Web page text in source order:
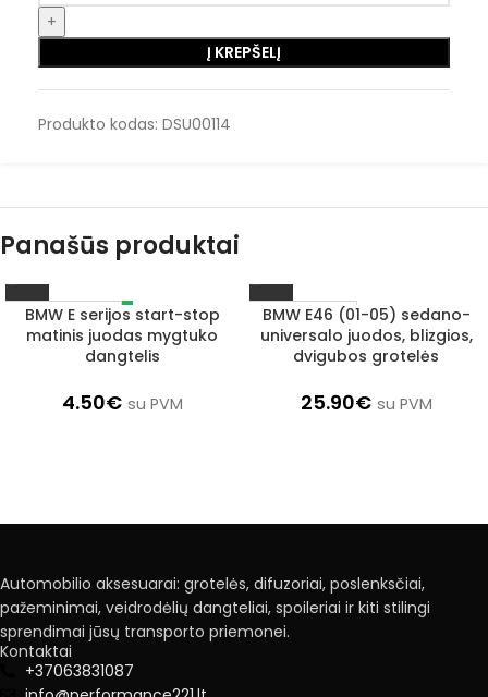
Į KREPŠELĮ
Produkto kodas: DSU00114
Panašūs produktai
IŠPARDUOTA
BMW E serijos start-stop
matinis juodas mygtuko
dangtelis
4.50€ su PVM
1–3 D. D.
BMW E46 (01-05) sedano-
universalo juodos, blizgios,
dvigubos grotelės
25.90€ su PVM
Automobilio aksesuarai: grotelės, difuzoriai, poslenksčiai,
pažeminimai, veidrodėlių dangteliai, spoileriai ir kiti stilingi
sprendimai jūsų transporto priemonei.
Kontaktai
+37063831087